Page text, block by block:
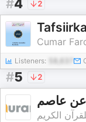
#4 2
Cumar
Listeners:
#5 2
الكريم